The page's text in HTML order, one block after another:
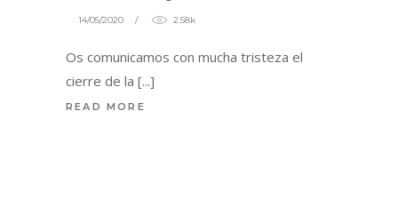
14/05/2020 2.58k
Os comunicamos con mucha tristeza el
cierre de la
READ MORE